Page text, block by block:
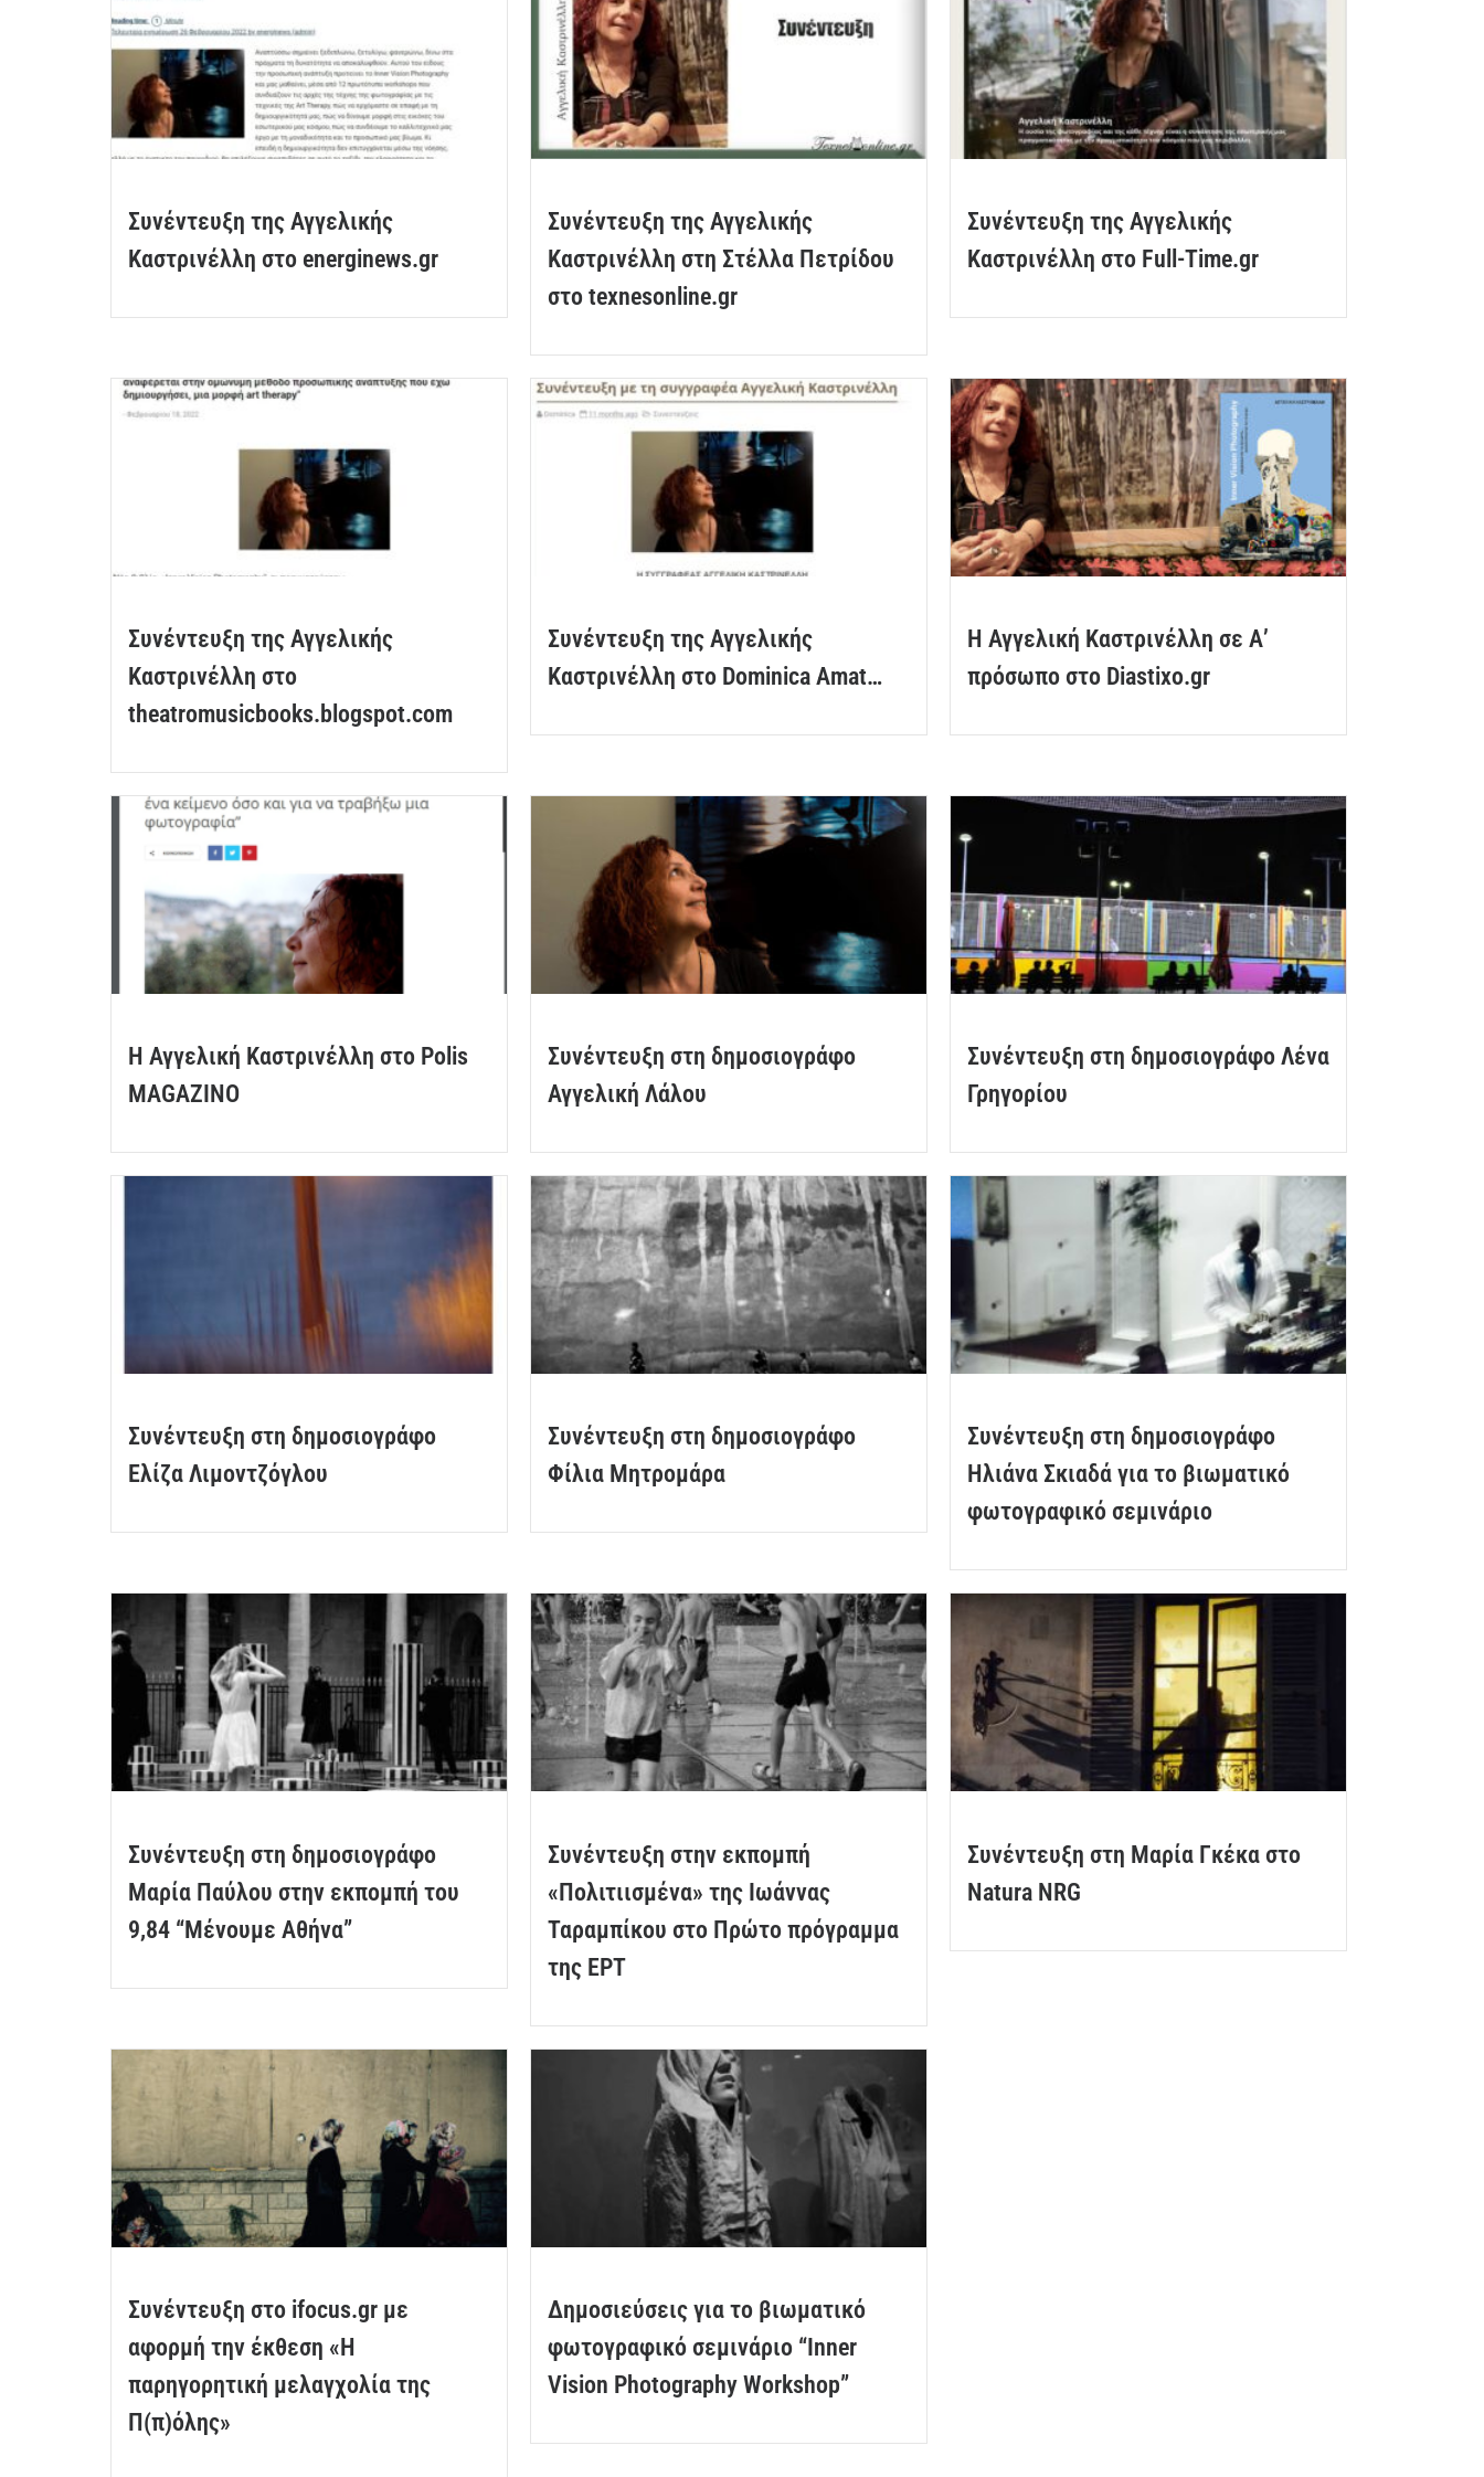
Συνέντευξη της Αγγελικής
Καστρινέλλη στο energinews.gr
Συνέντευξη της Αγγελικής
Καστρινέλλη στη Στέλλα Πετρίδου
στο texnesonline.gr
Συνέντευξη της Αγγελικής
Καστρινέλλη στο Full-Time.gr
Συνέντευξη της Αγγελικής
Καστρινέλλη στο
theatromusicbooks.blogspot.com
Συνέντευξη της Αγγελικής
Καστρινέλλη στο Dominica Amat…
Η Αγγελική Καστρινέλλη σε Α’
πρόσωπο στο Diastixo.gr
Η Αγγελική Καστρινέλλη στο Polis
MAGAZINO
Συνέντευξη στη δημοσιογράφο
Αγγελική Λάλου
Συνέντευξη στη δημοσιογράφο Λένα
Γρηγορίου
Συνέντευξη στη δημοσιογράφο
Ελίζα Λιμοντζόγλου
Συνέντευξη στη δημοσιογράφο
Φίλια Μητρομάρα
Συνέντευξη στη δημοσιογράφο
Ηλιάνα Σκιαδά για το βιωματικό
φωτογραφικό σεμινάριο
Συνέντευξη στη δημοσιογράφο
Μαρία Παύλου στην εκπομπή του
9,84 “Μένουμε Αθήνα”
Συνέντευξη στην εκπομπή
«Πολιτιισμένα» της Ιωάννας
Ταραμπίκου στο Πρώτο πρόγραμμα
της ΕΡΤ
Συνέντευξη στη Μαρία Γκέκα στο
Natura NRG
Συνέντευξη στο ifocus.gr με
αφορμή την έκθεση «Η
παρηγορητική μελαγχολία της
Π(π)όλης»
Δημοσιεύσεις για το βιωματικό
φωτογραφικό σεμινάριο “Inner
Vision Photography Workshop”